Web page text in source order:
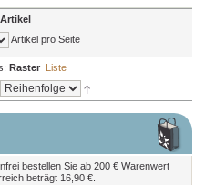
Artikel pro Seite
Raster Liste
bestellen Sie ab 200 € Warenwert
beträgt 16,90 €.